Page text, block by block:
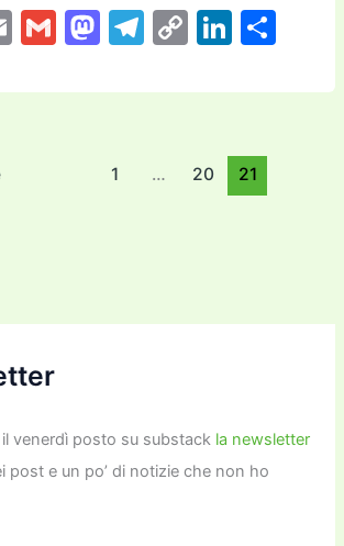
E
ai
G
ai
M
st
d
T
e
a
C
p
Li
Li
k
dI
n
C
n
1 … 20 21
venerdì posto su substack la newsletter
post e un po’ di notizie che non ho